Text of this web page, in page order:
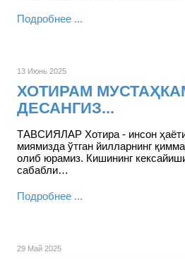
Подробнее ...
13 Июнь 2025
ХОТИРАМ
ДЕСАНГИЗ...
ТАВСИЯЛАР Хотира - инсон
миямизда ўтган йилларнинг
олиб юрамиз. Кишининг
сабабли…
Подробнее ...
29 Май 2025